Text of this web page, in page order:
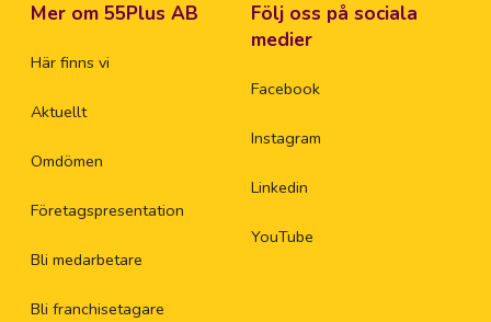
Mer om 55Plus AB
Här finns vi
Aktuellt
Omdömen
Företagspresentation
Bli medarbetare
Bli franchisetagare
Följ oss på sociala
medier
Facebook
Instagram
Linkedin
YouTube